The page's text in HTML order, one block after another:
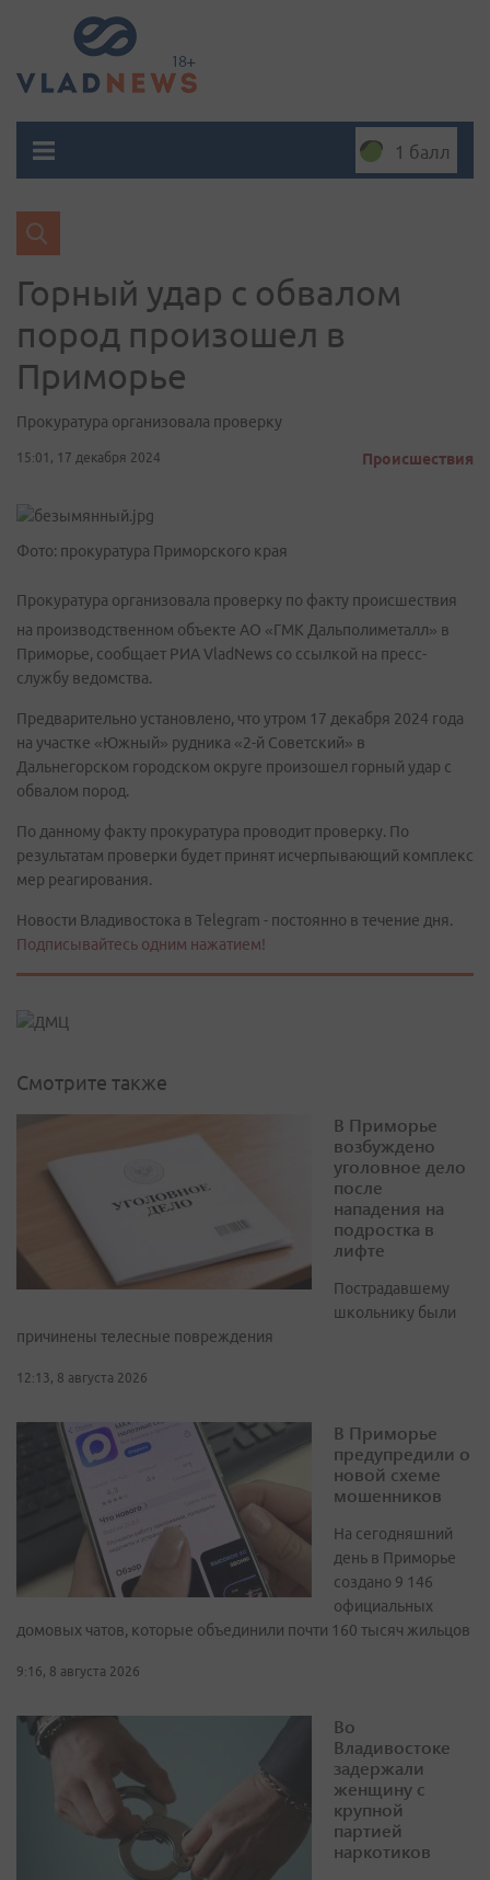
1 балл
Горный удар с обвалом
пород произошел в
Приморье
Прокуратура организовала проверку
15:01, 17 декабря 2024 Происшествия
Фото: прокуратура Приморского края
Прокуратура организовала проверку по факту происшествия
на производственном объекте АО «ГМК Дальполиметалл» в
Приморье, сообщает РИА VladNews со ссылкой на пресс-
службу ведомства.
Предварительно установлено, что утром 17 декабря 2024 года
на участке «Южный» рудника «2-й Советский» в
Дальнегорском городском округе произошел горный удар с
обвалом пород.
По данному факту прокуратура проводит проверку. По
результатам проверки будет принят исчерпывающий комплекс
мер реагирования.
Новости Владивостока в Telegram - постоянно в течение дня.
Подписывайтесь одним нажатием!
Смотрите также
В Приморье
возбуждено
уголовное дело
после
нападения на
подростка в
лифте
Пострадавшему
школьнику были
причинены телесные повреждения
12:13, 8 августа 2026
В Приморье
предупредили о
новой схеме
мошенников
На сегодняшний
день в Приморье
создано 9 146
официальных
домовых чатов, которые объединили почти 160 тысяч жильцов
9:16, 8 августа 2026
Во
Владивостоке
задержали
женщину с
крупной
партией
наркотиков